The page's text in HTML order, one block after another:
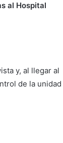
al Hospital
y, al llegar al
de la unidad